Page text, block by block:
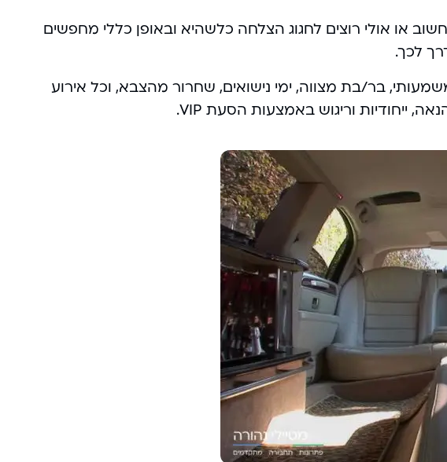
או אולי רוצים לחגוג הצלחה כלשהיא ובאופן כללי מחפשים
בר/בת מצווה, ימי נישואים, שחרור מהצבא, וכל אירוע
ייחודיות וריגוש באמצעות הסעת VIP.